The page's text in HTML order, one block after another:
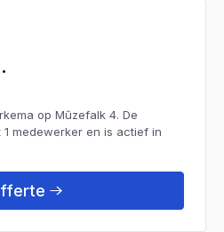
op Mûzefalk 4. De
1 medewerker en is actief in